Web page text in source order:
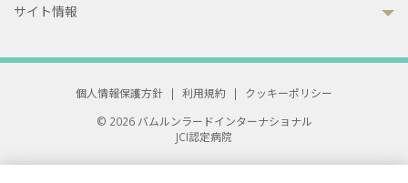
サイト情報
個人情報保護方針 | 利用規約 |
クッキーポリシー
© 2026 バムルンラードインターナショナル
JCI認定病院